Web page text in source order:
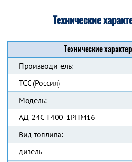
Технические
Технические
Производитель:
ТСС (Россия)
Модель:
АД-24С-Т400-1РПМ16
Вид топлива:
дизель